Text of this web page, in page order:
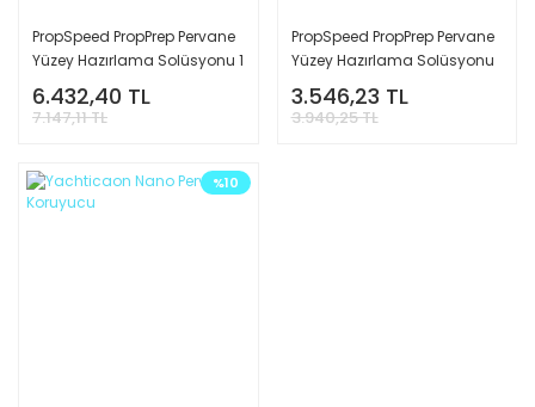
PropSpeed PropPrep Pervane
Yüzey Hazırlama Solüsyonu 1
Litre
6.432,40 TL
7.147,11 TL
PropSpeed PropPrep Pervane
Yüzey Hazırlama Solüsyonu
0,5 Litre
3.546,23 TL
3.940,25 TL
%10